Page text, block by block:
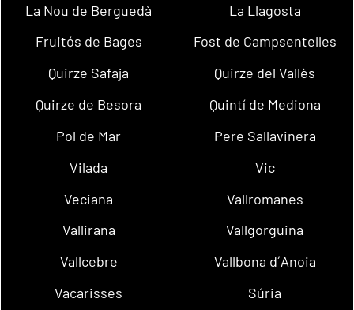
La Nou de Berguedà
La Llagosta
Fruitós de Bages
Fost de Campsentelles
Quirze Safaja
Quirze del Vallès
Quirze de Besora
Quintí de Mediona
Pol de Mar
Pere Sallavinera
Vilada
Vic
Veciana
Vallromanes
Vallirana
Vallgorguina
Vallcebre
Vallbona d´Anoia
Vacarisses
Súria